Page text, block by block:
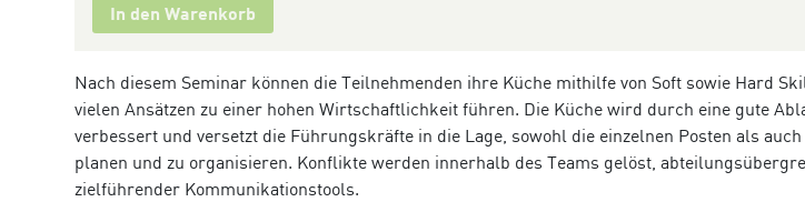
In den Warenkorb
Nach diesem Seminar können die Teilnehmenden ihre Küche mithilfe von Soft sowie Hard
vielen Ansätzen zu einer hohen Wirtschaftlichkeit führen. Die Küche wird durch eine gute
verbessert und versetzt die Führungskräfte in die Lage, sowohl die einzelnen Posten als auch
planen und zu organisieren. Konflikte werden innerhalb des Teams gelöst,
zielführender Kommunikationstools.